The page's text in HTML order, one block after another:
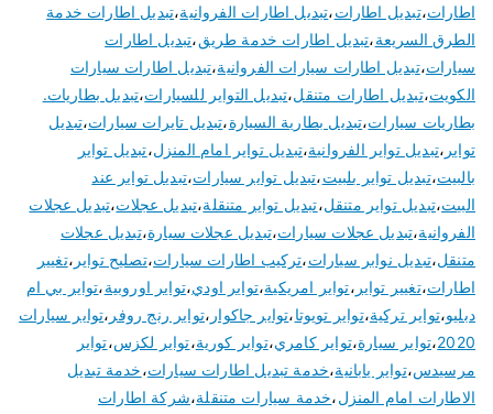
اطارات،تبديل اطارات،تبديل اطارات الفروانية،تبديل اطارات خدمة
الطرق السريعة،تبديل اطارات خدمة طريق،تبديل اطارات
سيارات،تبديل اطارات سيارات الفروانية،تبديل اطارات سيارات
الكويت،تبديل اطارات متنقل،تبديل التواير للسيارات،تبديل بطاريات.
بطاريات سيارات،تبديل بطارية السيارة،تبديل تايرات سيارات،تبديل
تواير ،تبديل تواير الفروانية،تبديل تواير امام المنزل،تبديل تواير
بالبيت،تبديل تواير بلبيت،تبديل تواير سيارات،تبديل تواير عند
البيت،تبديل تواير متنقل،تبديل تواير متنقلة،تبديل عجلات،تبديل عجلات
الفروانية،تبديل عجلات سيارات،تبديل عجلات سيارة،تبديل عجلات
متنقل،تبديل نوابر سيارات،تركيب اطارات سيارات،تصليح تواير ،تغيير
اطارات،تغيير تواير ،تواير امريكية،تواير اودي،تواير اوروبية،تواير بي ام
دبليو،تواير تركية،تواير تويوتا،تواير جاكوار ،تواير رنج روفر ،تواير سيارات
2020،تواير سيارة،تواير كامري،تواير كورية،تواير لكزس،تواير
مرسيدس،تواير يابانية،خدمة تبديل اطارات سيارات،خدمة تبديل
الاطارات امام المنزل،خدمة سيارات متنقلة،شركة اطارات